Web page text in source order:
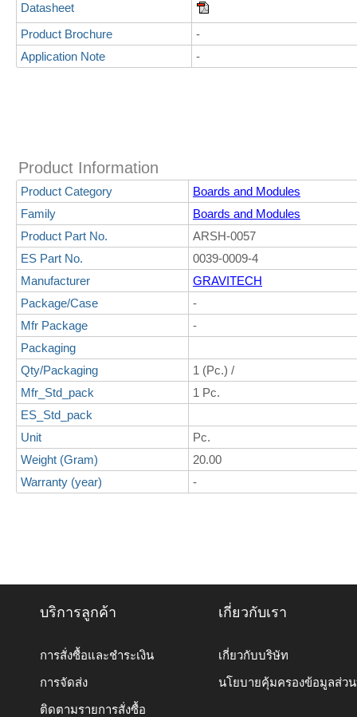
Datasheet
Product Brochure
-
Application Note
-
Product Information
Product Category
Boards and Modules
Family
Boards and Modules
Product Part No.
ARSH-0057
ES Part No.
0039-0009-4
Manufacturer
GRAVITECH
Package/Case
-
Mfr Package
-
Packaging
Qty/Packaging
1 (Pc.) /
Mfr_Std_pack
1 Pc.
ES_Std_pack
Unit
Pc.
Weight (Gram)
20.00
Warranty (year)
-
บริการลูกค้า
การสั่งซื้อและชำระเงิน
การจัดส่ง
ติดตามรายการสั่งซื้อ
เกี่ยวกับเรา
เกี่ยวกับบริษัท
นโยบายคุ้มครองข้อมูลส่ว